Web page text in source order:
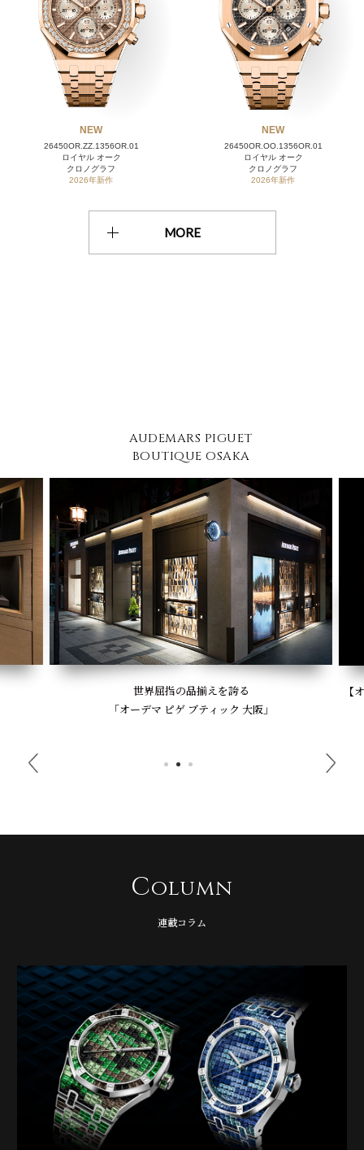
NEW
26450OR.ZZ.1356OR.01
ロイヤル オーク
クロノグラフ
2026年新作
NEW
26450OR.OO.1356OR.01
ロイヤル オーク
クロノグラフ
2026年新作
MORE
AUDEMARS PIGUET
BOUTIQUE OSAKA
世界屈指の品揃えを誇る
「オーデマ ピゲ ブティック 大阪」
【
Column
連載コラム